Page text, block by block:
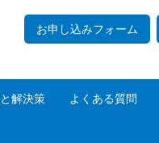
お申し込みフォーム
解決策 よくある質問